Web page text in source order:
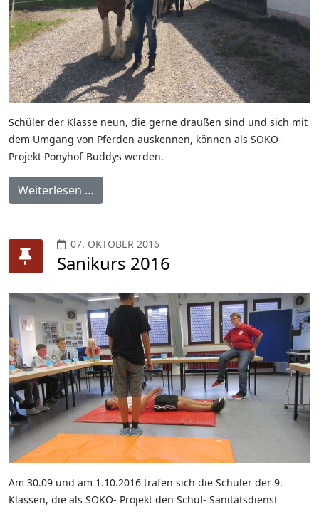
Schüler der Klasse neun, die gerne draußen sind und sich mit
dem Umgang von Pferden auskennen, können als SOKO-
Projekt Ponyhof-Buddys werden.
Weiterlesen …
07. OKTOBER 2016
Sanikurs 2016
Am 30.09 und am 1.10.2016 trafen sich die Schüler der 9.
Klassen, die als SOKO- Projekt den Schul- Sanitätsdienst